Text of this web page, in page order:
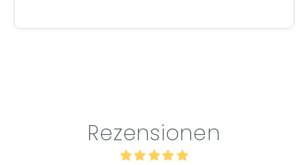
Rezensionen